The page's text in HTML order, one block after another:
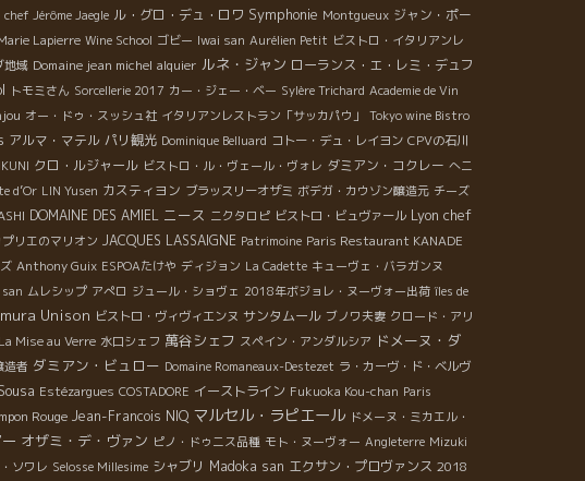
chef Jérôme Jaegle ル・グロ・デュ・ロワ Symphonie Montgueux ジャン・ポー
Lapierre Wine School ゴビー Iwai san Aurélien Petit ビストロ・イタリアンレ
地域 Domaine jean michel alquier ルネ・ジャン ローランス・エ・レミ・デュフ
トモミさん Sorcellerie 2017 カー・ジェー・ベー Sylère Trichard Academie de Vin
オー・ドゥ・スッシュ社 イタリアンレストラン「サッカパウ」
Tokyo wine Bistro
アルマ・マテル パリ観光 Dominique Belluard コトー・デュ・レイヨン CPVの石川
クロ・ルジャール ビストロ・ル・ヴェール・ヴォレ ダミアン・コクレー へニ
d’Or LIN Yusen カスティヨン ブラッスリーオザミ ボデガ・カウゾン醸造元 チーズ
DOMAINE DES AMIEL ニース ニクタロピ ビストロ・ビュヴァール Lyon chef
プリエのマリオン JACQUES LASSAIGNE Patrimoine Paris Restaurant KANADE
Anthony Guix ESPOAたけや ディジョン La Cadette キューヴェ・バラガンヌ
ムレシップ アぺロ ジュール・ショヴェ 2018年ボジョレ・ヌーヴォー出荷 îles de
Unison ビストロ・ヴィヴィエンヌ サンタムール ブノワ夫妻 クロード・アリ
La Mise au Verre 水口シェフ 萬谷シェフ スペイン・アンダルシア ドメーヌ・ダ
造者 ダミアン・ビュロー Domaine Romaneaux-Destezet ラ・カーヴ・ド・ベルヴ
Estézargues COSTADORE イーストライン Fukuoka Kou-chan Paris
Rouge Jean-Francois NIQ マルセル・ラピエール ドメーヌ・ミカエル・
オザミ・デ・ヴァン ピノ・ドゥニス品種 モト・ヌーヴォー Angleterre Mizuki
ソワレ Selosse Millesime シャブリ Madoka san エクサン・プロヴァンス 2018